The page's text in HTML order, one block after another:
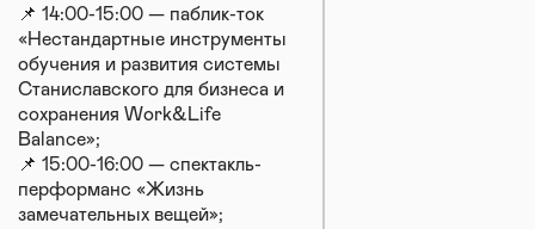
📌 14:00-15:00 — паблик-ток
«Нестандартные инструменты
обучения и развития системы
Станиславского для бизнеса и
сохранения Work&Life
Balance»;
📌 15:00-16:00 — спектакль-
перформанс «Жизнь
замечательных вещей»;